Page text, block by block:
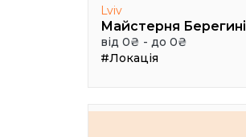
Lviv
Майстерня Берегині
від 0₴ - до 0₴
#Локація